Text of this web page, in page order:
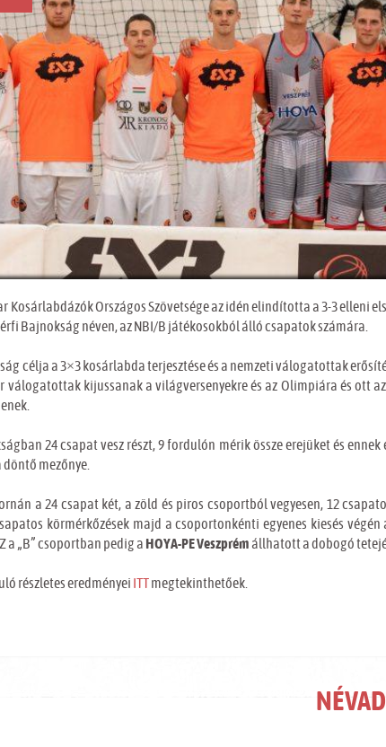
Kosárlabdázók Országos Szövetsége az idén elindította a 3-3 elleni
Bajnokság néven, az NBI/B játékosokból álló csapatok számára.
célja a 3×3 kosárlabda terjesztése és a nemzeti válogatottak
válogatottak kijussanak a világversenyekre és az Olimpiára és ott
24 csapat vesz részt, 9 fordulón mérik össze erejüket és
döntő mezőnye.
a 24 csapat két, a zöld és piros csoportból vegyesen, 12
körmérkőzések majd a csoportonkénti egyenes kiesés végén
a „B” csoportban pedig a HOYA-PE Veszprémállhatott a dobogó
részletes eredményei ITTmegtekinthetőek.